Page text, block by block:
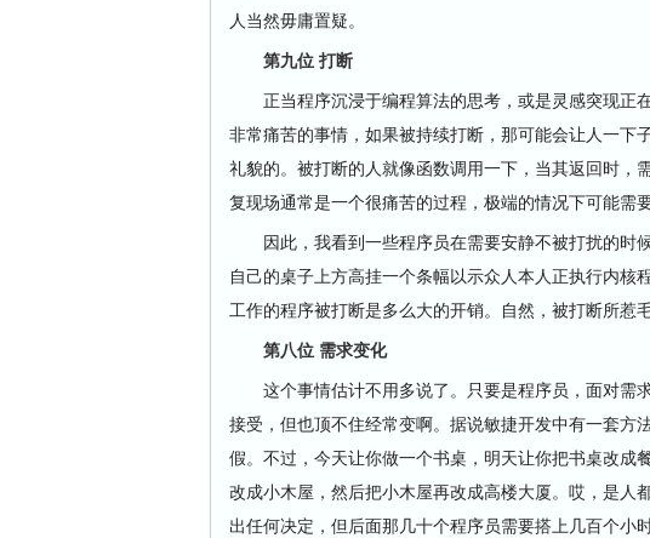
人当然毋庸置疑。
第九位 打断
正当程序沉浸于编程算法的思考，或是灵感突现正
非常痛苦的事情，如果被持续打断，那可能会让人一下
礼貌的。被打断的人就像函数调用一下，当其返回时，
复现场通常是一个很痛苦的过程，极端的情况下可能需
因此，我看到一些程序员在需要安静不被打扰的时
自己的桌子上方高挂一个条幅以示众人本人正执行内
工作的程序被打断是多么大的开销。自然，被打断所惹
第八位 需求变化
这个事情估计不用多说了。只要是程序员，面对需
接受，但也顶不住经常变啊。据说敏捷开发中有一套方
假。不过，今天让你做一个书桌，明天让你把书桌改
改成小木屋，然后把小木屋再改成高楼大厦。哎，是
出任何决定，但后面那几十个程序员需要搭上几百个